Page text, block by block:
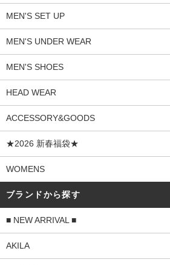
MEN'S SET UP
MEN'S UNDER WEAR
MEN'S SHOES
HEAD WEAR
ACCESSORY&GOODS
★2026 新春福袋★
WOMENS
ブランドから探す
■ NEW ARRIVAL ■
AKILA